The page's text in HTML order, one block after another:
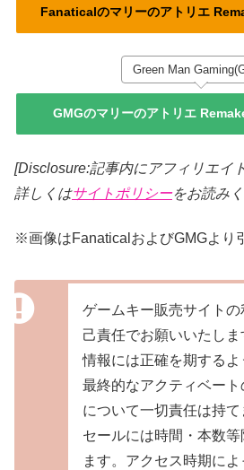
Fanaticalのマリーのアトリエ
Green Man
GMGのマリーのアトリエ
[Disclosure:記事内にアフィリエイ
詳しくはサイトポリシーをお読み
※画像はFanaticalおよびGMGより
ゲームキー販売サイト
己責任でお願いいたしま
情報には正確を期するよ
最終的なアクティベー
について一切責任は持て
セールには時間・本数
ます。アクセス時期に